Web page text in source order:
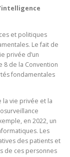
et politiques
Le fait de
privée d’un
8 de la Convention
fondamentales
la vie privée et la
en 2022, un
Les
des patients et
de ces personnes